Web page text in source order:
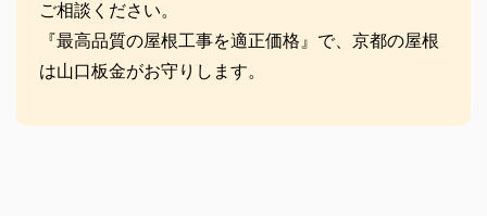
ご相談ください。
『最高品質の屋根工事を適正価格』で、京都の屋根
は山口板金がお守りします。